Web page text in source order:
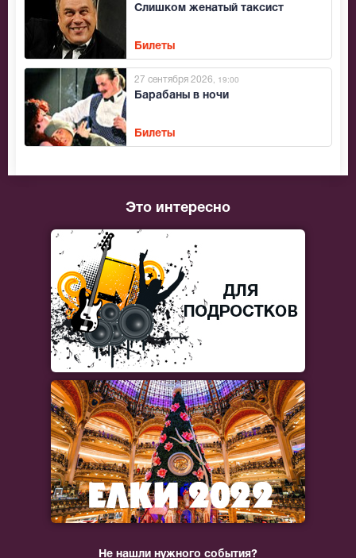
Слишком женатый таксист
Билеты
Барабаны в ночи
27 сентября 2026 , 19:00
Билеты
Это интересно
Не нашли нужного события?